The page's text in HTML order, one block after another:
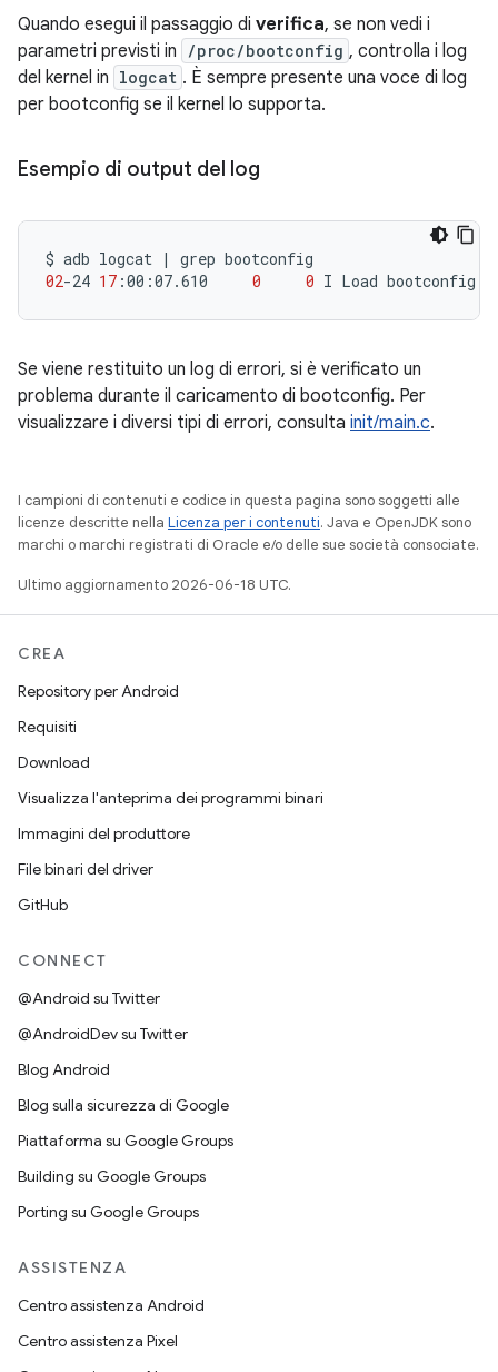
Quando esegui il passaggio di verifica, se non vedi i
parametri previsti in
/proc/bootconfig , controlla i log
del kernel in logcat . È sempre presente una voce di log
per bootconfig se il kernel lo supporta.
Esempio di output del log
$ adb logcat | grep
02-24 17 :00:07.610 0 0 I Load bootconfig:
Se viene restituito un log di errori, si è verificato un
problema durante il caricamento di bootconfig. Per
visualizzare i diversi tipi di errori, consulta init/main.c.
I campioni di contenuti e codice in questa pagina sono soggetti alle
licenze descritte nella Licenza per i contenuti. Java e OpenJDK sono
marchi o marchi registrati di Oracle e/o delle sue società consociate.
Ultimo aggiornamento 2026-06-18 UTC.
CREA
Repository per Android
Requisiti
Download
Visualizza l'anteprima dei programmi binari
Immagini del produttore
File binari del driver
GitHub
CONNECT
@Android su Twitter
@AndroidDev su Twitter
Blog Android
Blog sulla sicurezza di Google
Piattaforma su Google Groups
Building su Google Groups
Porting su Google Groups
ASSISTENZA
Centro assistenza Android
Centro assistenza Pixel